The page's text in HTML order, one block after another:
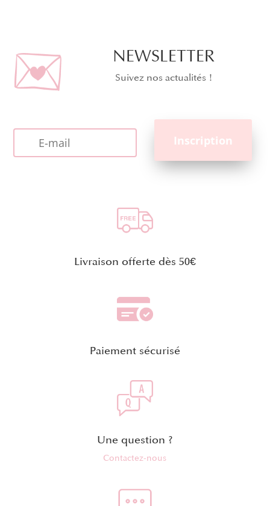
NEWSLETTER
Suivez nos actualités !
Livraison offerte dès 50€
Paiement sécurisé
Une question ?
Contactez-nous